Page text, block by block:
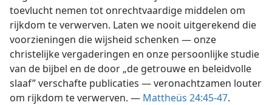
toevlucht nemen tot onrechtvaardige middelen om
rijkdom te verwerven. Laten we nooit uitgerekend die
voorzieningen die wijsheid schenken — onze
christelijke vergaderingen en onze persoonlijke studie
van de bijbel en de door „de getrouwe en beleidvolle
slaaf” verschafte publicaties — veronachtzamen louter
om rijkdom te verwerven. — Mattheüs 24:45-47.